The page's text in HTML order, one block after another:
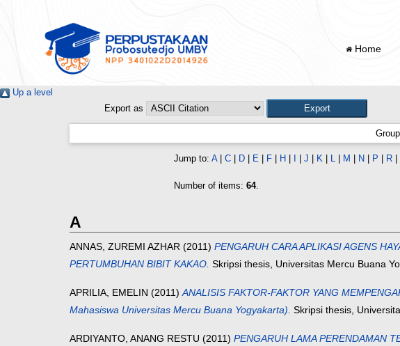
Home
Up a level
Export as
Jump to: A| C D E F H J K L M N P R
Number of items: 64.
A
ANNAS, ZUREMI AZHAR (2011) PENGARUH CARA APLIKASI AGENS
PERTUMBUHAN BIBIT KAKAO. Skripsi thesis, Universitas Mercu Buana
APRILIA, EMELIN (2011)ANALISIS FAKTOR-FAKTOR YANG
Mahasiswa Universitas Mercu Buana Yogyakarta). Skripsi thesis,
ARDIYANTO, ANANG RESTU (2011) PENGARUH LAMA PERENDAMAN